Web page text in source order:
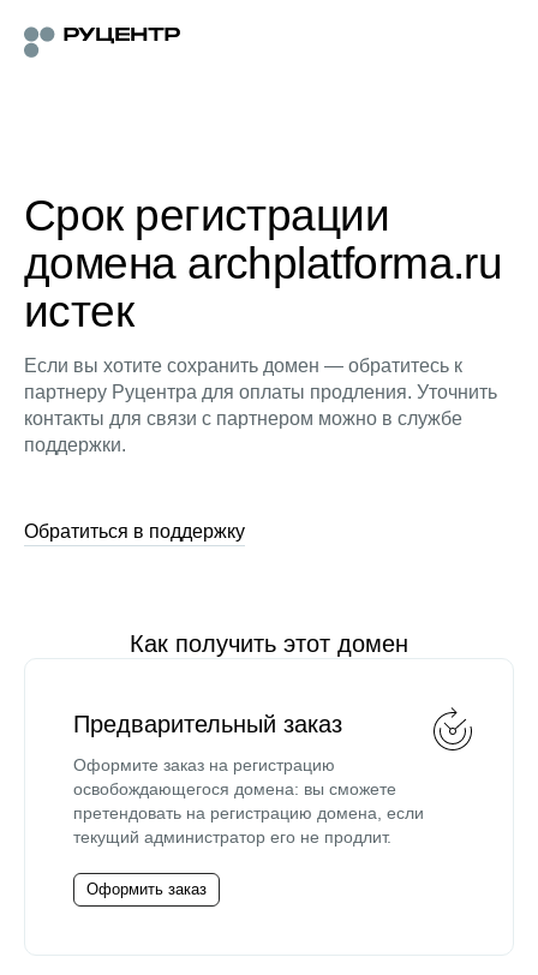
Срок регистрации
домена archplatforma.ru
истек
Если вы хотите сохранить домен — обратитесь к
партнеру Руцентра для оплаты продления. Уточнить
контакты для связи с партнером можно в службе
поддержки.
Обратиться в поддержку
Как получить этот домен
Предварительный заказ
Оформите заказ на регистрацию
освобождающегося домена: вы сможете
претендовать на регистрацию домена, если
текущий администратор его не продлит.
Оформить заказ